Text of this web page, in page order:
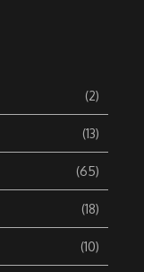
(2)
(13)
(65)
(18)
(10)